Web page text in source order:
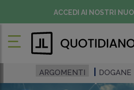
ACCEDI AI NOSTRI
ARGOMENTI DOGANE